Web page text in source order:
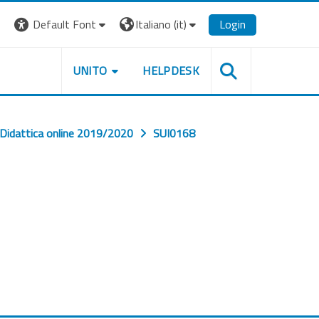
Default Font
Italiano ‎(it)‎ Login
UNITO HELPDESK
Didattica online 2019/2020
SUI0168